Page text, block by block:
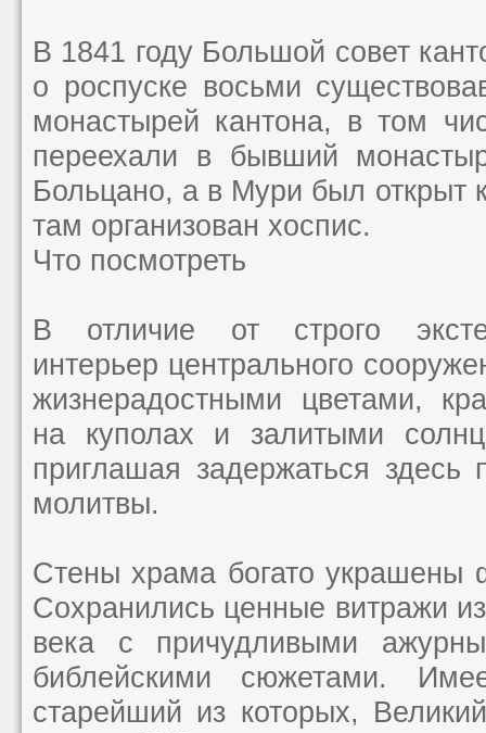
В 1841 году Большой совет
о роспуске восьми
монастырей кантона, в том
переехали в бывший
Больцано, а в Мури был открыт
там организован хоспис.
Что посмотреть
В отличие от строго
интерьер центрального
жизнерадостными цветами,
на куполах и залитыми
приглашая задержаться
молитвы.
Стены храма богато украшены
Сохранились ценные витражи
века с причудливыми
библейскими сюжетами.
старейший из которых,